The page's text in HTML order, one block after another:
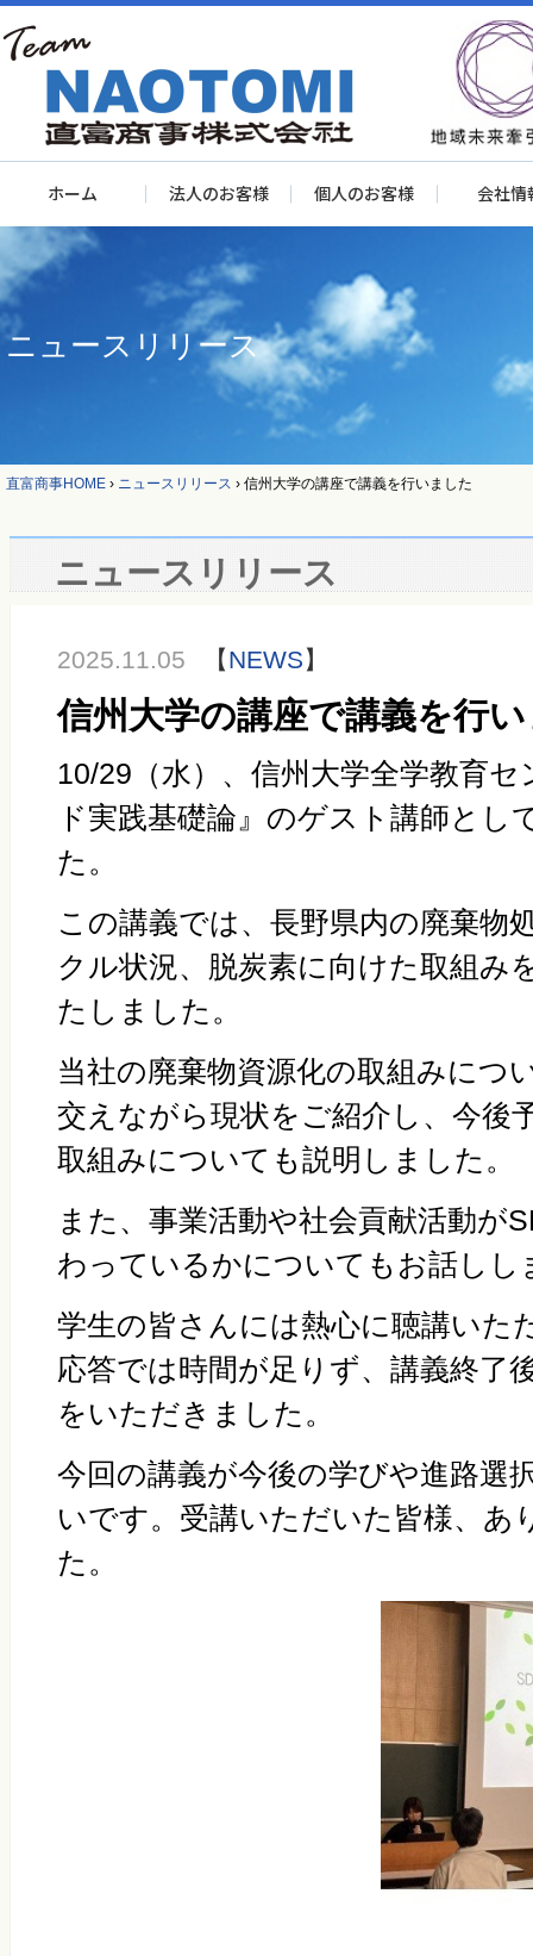
ホーム 法人のお客様 個人のお客様 会社情
ニュースリリース
直富商事HOME › ニュースリリース › 信州大学の講座で講義を行いました
ニュースリリース
2025.11.05 【NEWS】
信州大学の講座で講義を行
10/29（水）、信州大学全学教育
ド実践基礎論』のゲスト講師とし
た。
この講義では、長野県内の廃棄物
クル状況、脱炭素に向けた取組み
たしました。
当社の廃棄物資源化の取組みにつ
交えながら現状をご紹介し、今後
取組みについても説明しました。
また、事業活動や社会貢献活動が
わっているかについてもお話しし
学生の皆さんには熱心に聴講いた
応答では時間が足りず、講義終了
をいただきました。
今回の講義が今後の学びや進路選
いです。受講いただいた皆様、あ
た。